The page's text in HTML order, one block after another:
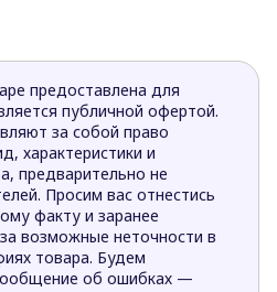
предоставлена для
публичной офертой.
за собой право
характеристики и
предварительно не
Просим вас отнестись
факту и заранее
возможные неточности в
товара. Будем
об ошибках —